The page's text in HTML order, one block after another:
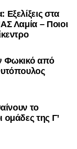
στα
Λαμία – Ποιοι
Φωκικό από
το
της Γ’